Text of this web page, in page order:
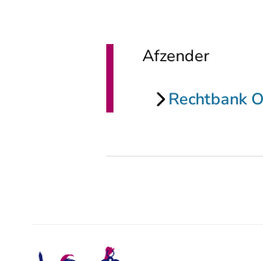
Afzender
Rechtbank